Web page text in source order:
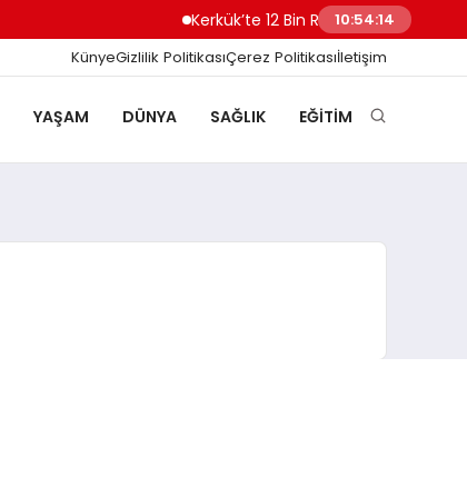
Kerkük’te 12 Bin Ruhsatsız Silah
10:54:14
KünyeGizlilik PolitikasıÇerez Politikasıİletişim
YAŞAM DÜNYA SAĞLIK EĞITIM